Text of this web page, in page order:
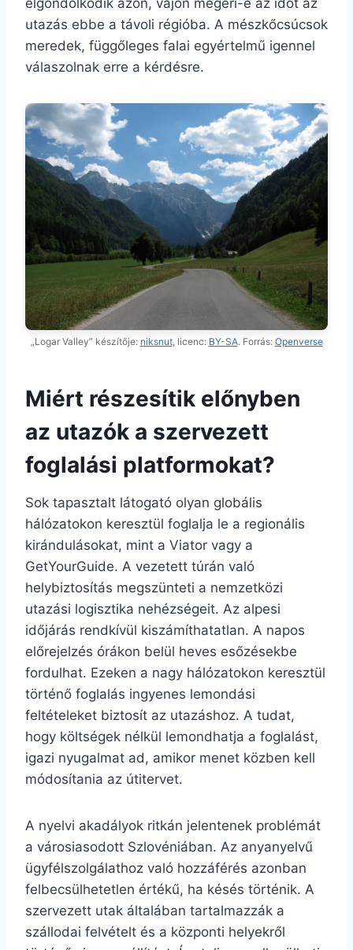
utazás ebbe a távoli régióba. A mészkőcsúcsok
meredek, függőleges falai egyértelmű igennel
válaszolnak erre a kérdésre.
„Logar Valley” készítője: niksnut, licenc: BY-SA. Forrás: Openverse
Miért részesítik előnyben
az utazók a szervezett
foglalási platformokat?
Sok tapasztalt látogató olyan globális
hálózatokon keresztül foglalja le a regionális
kirándulásokat, mint a Viator vagy a
GetYourGuide. A vezetett túrán való
helybiztosítás megszünteti a nemzetközi
utazási logisztika nehézségeit. Az alpesi
időjárás rendkívül kiszámíthatatlan. A napos
előrejelzés órákon belül heves esőzésekbe
fordulhat. Ezeken a nagy hálózatokon keresztül
történő foglalás ingyenes lemondási
feltételeket biztosít az utazáshoz. A tudat,
hogy költségek nélkül lemondhatja a foglalást,
igazi nyugalmat ad, amikor menet közben kell
módosítania az útitervet.
A nyelvi akadályok ritkán jelentenek problémát
a városiasodott Szlovéniában. Az anyanyelvű
ügyfélszolgálathoz való hozzáférés azonban
felbecsülhetetlen értékű, ha késés történik. A
szervezett utak általában tartalmazzák a
szállodai felvételt és a központi helyekről